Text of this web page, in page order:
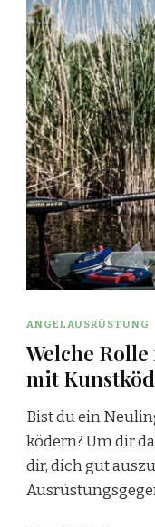
ANGELAUSRÜSTUNG
Welche
mit
Bist du ein
ködern? Um dir
dir, dich gut